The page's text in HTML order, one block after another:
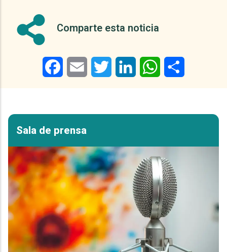
Comparte esta noticia
FacebookEmail Twitter LinkedIn WhatsApp
Sala de prensa